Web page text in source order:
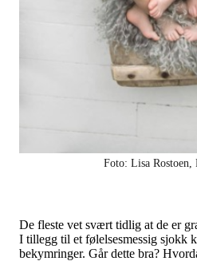
Foto: Lisa
De fleste vet svært tidlig at de er
I tillegg til et følelsesmessig sjokk
bekymringer. Går dette bra?